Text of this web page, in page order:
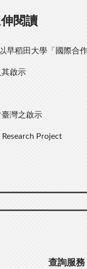
閱讀
早稻田大學「國際合
啟示
灣之啟示
Project
查詢服務